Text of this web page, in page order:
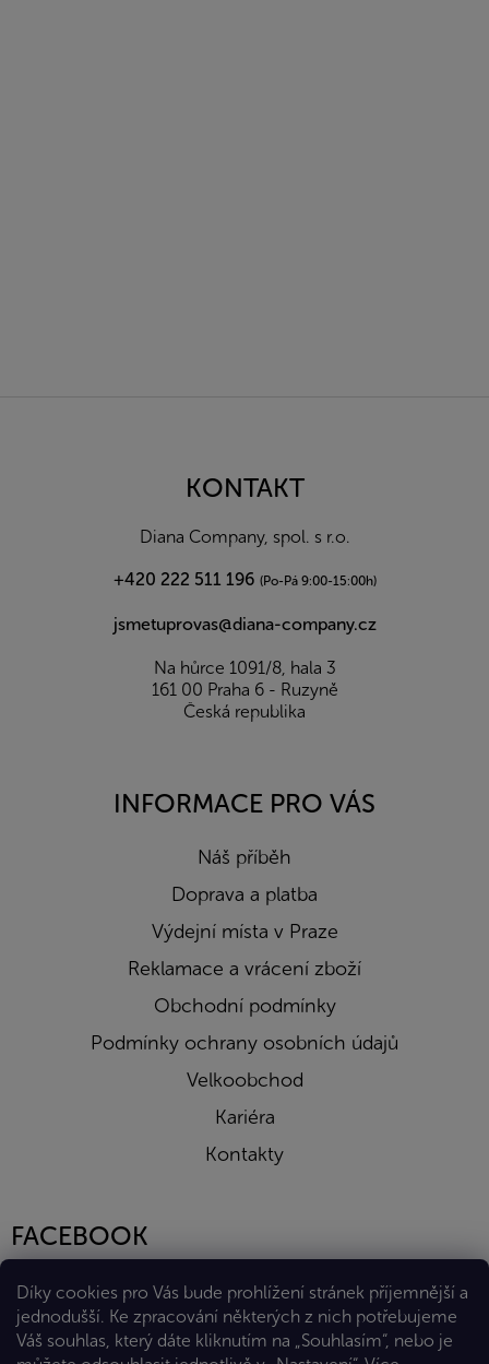
Díky cookies pro Vás bude prohlížení stránek příjemnější a
jednodušší. Ke zpracování některých z nich potřebujeme
Váš souhlas, který dáte kliknutím na „Souhlasím“, nebo je
KONTAKT
Diana Company, spol. s r.o.
+420 222 511 196 (Po-Pá 9:00-15:00h)
jsmetuprovas@diana-company.cz
Na hůrce 1091/8, hala 3
161 00 Praha 6 - Ruzyně
Česká republika
INFORMACE PRO VÁS
Náš příběh
Doprava a platba
Výdejní místa v Praze
Reklamace a vrácení zboží
Obchodní podmínky
Podmínky ochrany osobních údajů
Velkoobchod
Kariéra
Kontakty
FACEBOOK